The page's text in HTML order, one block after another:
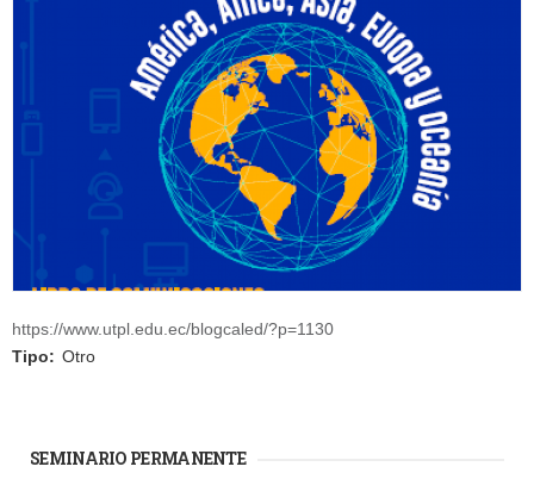
https://www.utpl.edu.ec/blogcaled/?p=1130
Tipo: Otro
SEMINARIO PERMANENTE